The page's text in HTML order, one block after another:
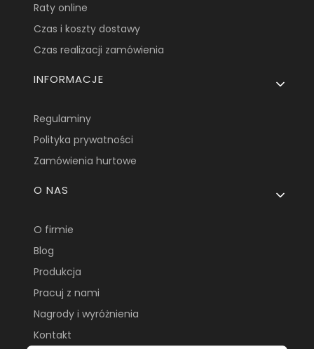
Raty online
Czas i koszty dostawy
Czas realizacji zamówienia
INFORMACJE
Regulaminy
Polityka prywatności
Zamówienia hurtowe
O NAS
O firmie
Blog
Produkcja
Pracuj z nami
Nagrody i wyróżnienia
Kontakt